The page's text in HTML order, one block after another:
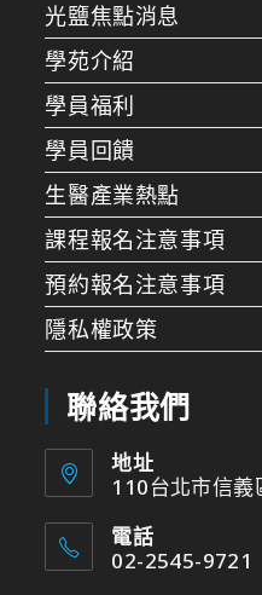
光鹽焦點消息
學苑介紹
學員福利
學員回饋
生醫產業熱點
課程報名注意事項
預約報名注意事項
隱私權政策
聯絡我們
地址
110台北市信
電話
02-2545-9721